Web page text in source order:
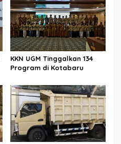
KKN UGM Tinggalkan 134
Program di Kotabaru